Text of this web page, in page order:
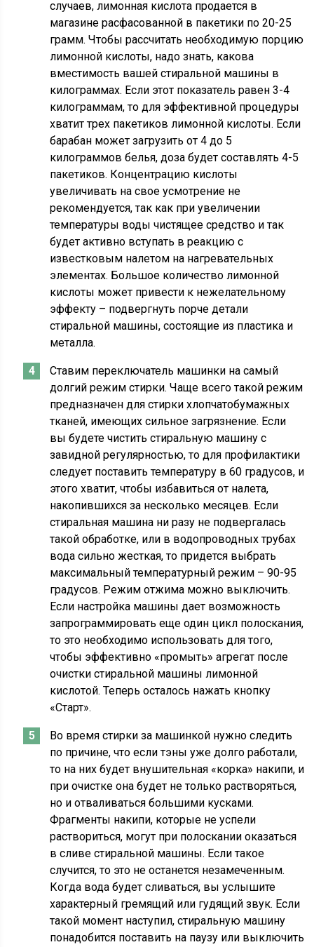
случаев, лимонная кислота продается в
магазине расфасованной в пакетики по 20-25
грамм. Чтобы рассчитать необходимую порцию
лимонной кислоты, надо знать, какова
вместимость вашей стиральной машины в
килограммах. Если этот показатель равен 3-4
килограммам, то для эффективной процедуры
хватит трех пакетиков лимонной кислоты. Если
барабан может загрузить от 4 до 5
килограммов белья, доза будет составлять 4-5
пакетиков. Концентрацию кислоты
увеличивать на свое усмотрение не
рекомендуется, так как при увеличении
температуры воды чистящее средство и так
будет активно вступать в реакцию с
известковым налетом на нагревательных
элементах. Большое количество лимонной
кислоты может привести к нежелательному
эффекту – подвергнуть порче детали
стиральной машины, состоящие из пластика и
металла.
Ставим переключатель машинки на самый
долгий режим стирки. Чаще всего такой режим
предназначен для стирки хлопчатобумажных
тканей, имеющих сильное загрязнение. Если
вы будете чистить стиральную машину с
завидной регулярностью, то для профилактики
следует поставить температуру в 60 градусов, и
этого хватит, чтобы избавиться от налета,
накопившихся за несколько месяцев. Если
стиральная машина ни разу не подвергалась
такой обработке, или в водопроводных трубах
вода сильно жесткая, то придется выбрать
максимальный температурный режим – 90-95
градусов. Режим отжима можно выключить.
Если настройка машины дает возможность
запрограммировать еще один цикл полоскания,
то это необходимо использовать для того,
чтобы эффективно «промыть» агрегат после
очистки стиральной машины лимонной
кислотой. Теперь осталось нажать кнопку
«Старт».
Во время стирки за машинкой нужно следить
по причине, что если тэны уже долго работали,
то на них будет внушительная «корка» накипи, и
при очистке она будет не только растворяться,
но и отваливаться большими кусками.
Фрагменты накипи, которые не успели
раствориться, могут при полоскании оказаться
в сливе стиральной машины. Если такое
случится, то это не останется незамеченным.
Когда вода будет сливаться, вы услышите
характерный гремящий или гудящий звук. Если
такой момент наступил, стиральную машину
понадобится поставить на паузу или выключить